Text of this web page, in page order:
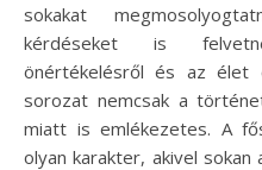
sokakat
kérdéseket is
önértékelésről és az élet
sorozat nemcsak a
miatt is emlékezetes. A
olyan karakter, akivel sokan